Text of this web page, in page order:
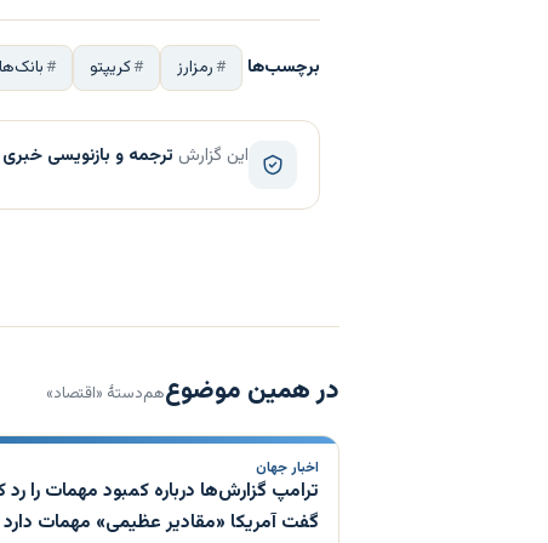
برچسب‌ها رمزارز کریپتو بانک‌ها
این گزارش ترجمه و بازنویسی خبری
در همین موضوعهم‌دستهٔ «اقتصاد»
اخبار جهان
ترامپ گزارش‌ها درباره کمبود مهمات را رد
گفت آمریکا «مقادیر عظیمی» مهمات دارد